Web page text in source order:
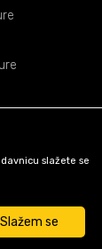
slažete se
Slažem se